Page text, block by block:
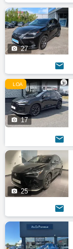
 27

LOA
 17

 25
